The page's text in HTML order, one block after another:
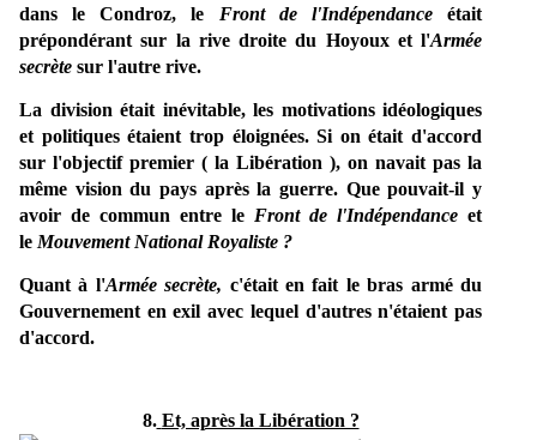
dans le Condroz, le
Front de l'Indépendance
était
prépondérant sur la rive droite du Hoyoux et l'Armée
secrète sur l'autre rive.
La division était inévitable, les motivations idéologiques
et politiques étaient trop éloignées. Si on était d'accord
sur l'objectif premier ( la Libération ), on navait pas la
même vision du pays après la guerre. Que pouvait-il y
avoir de commun entre le Front de l'Indépendance et
le Mouvement National Royaliste ?
Quant à l'Armée secrète, c'était en fait le bras armé du
Gouvernement en exil avec lequel d'autres n'étaient pas
d'accord.
8. Et, après la Libération ?